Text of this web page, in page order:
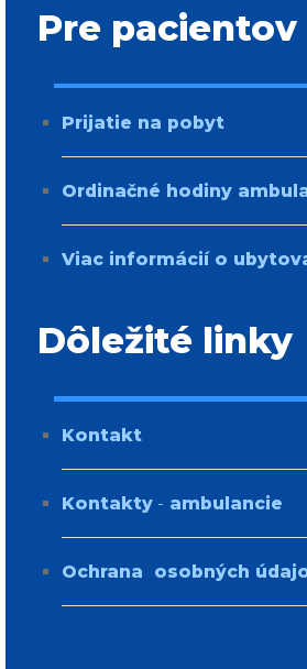
Pre pacientov
Prijatie na pobyt
Ordinačné hodiny
Viac informácií o
Dôležité linky
Kontakt
Kontakty- ambulancie
Ochrana osobných